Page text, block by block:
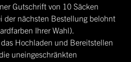
Gutschrift von 10 Säcken
der nächsten Bestellung belohnt
Ihrer Wahl).
Hochladen und Bereitstellen
uneingeschränkten